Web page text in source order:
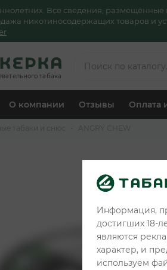
Все сведения,
никотиносодержащих товаров и
табака
О компании Отзывы Оплата
Информация,
достигших 18-
являются
характер, и
используем